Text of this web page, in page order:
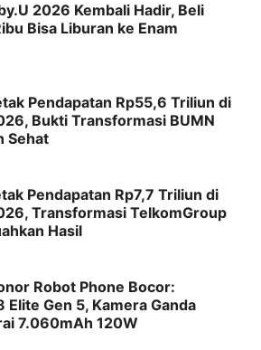
2026 Kembali Hadir, Beli
Bisa Liburan ke Enam
Pendapatan Rp55,6 Triliun di
Bukti Transformasi BUMN
Sehat
Pendapatan Rp7,7 Triliun di
Transformasi TelkomGroup
Hasil
Robot Phone Bocor:
Elite Gen 5, Kamera Ganda
7.060mAh 120W